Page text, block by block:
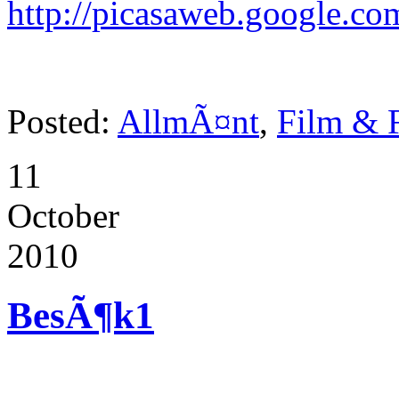
http://
Posted: AllmÃ¤nt, Film &
11
October
2010
BesÃ¶k1